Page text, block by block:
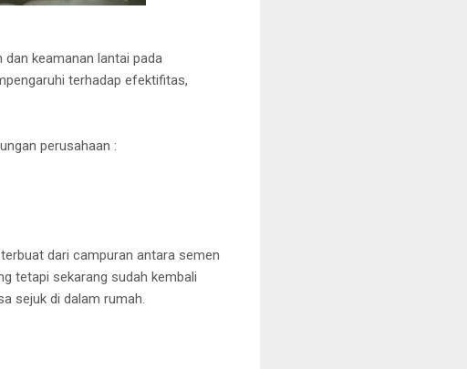
keamanan lantai pada
terhadap efektifitas,
perusahaan :
dari campuran antara semen
tetapi sekarang sudah kembali
sejuk di dalam rumah.